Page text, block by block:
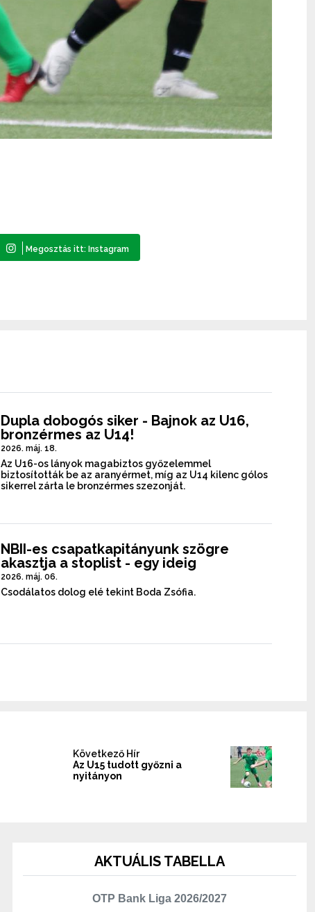
Dupla dobogós siker - Bajnok az U16,
bronzérmes az U14!
2026. máj. 18.
Az U16-os lányok magabiztos győzelemmel
biztosították be az aranyérmet, míg az U14 kilenc gólos
sikerrel zárta le bronzérmes szezonját.
NBII-es csapatkapitányunk szögre
akasztja a stoplist - egy ideig
2026. máj. 06.
Csodálatos dolog elé tekint Boda Zsófia.
Következő Hír
Az U15 tudott győzni a
nyitányon
AKTUÁLIS TABELLA
OTP Bank Liga 2026/2027